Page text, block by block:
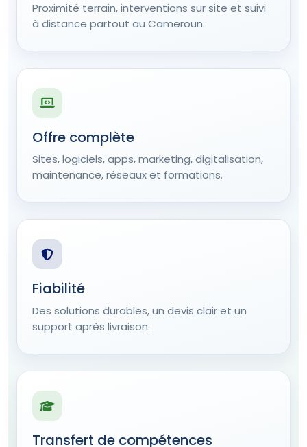
Proximité terrain, interventions sur site et suivi
à distance partout au Cameroun.
Offre complète
Sites, logiciels, apps, marketing, digitalisation,
maintenance, réseaux et formations.
Fiabilité
Des solutions durables, un devis clair et un
support après livraison.
Transfert de compétences